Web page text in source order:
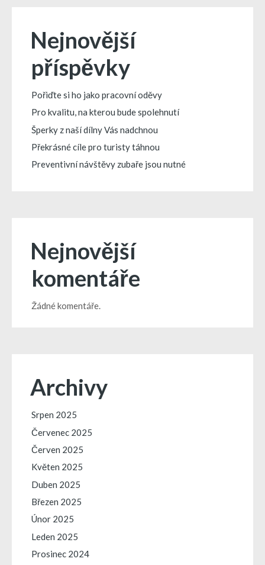
Nejnovější
příspěvky
Pořiďte si ho jako pracovní oděvy
Pro kvalitu, na kterou bude spolehnutí
Šperky z naší dílny Vás nadchnou
Překrásné cíle pro turisty táhnou
Preventivní návštěvy zubaře jsou nutné
Nejnovější
komentáře
Žádné komentáře.
Archivy
Srpen 2025
Červenec 2025
Červen 2025
Květen 2025
Duben 2025
Březen 2025
Únor 2025
Leden 2025
Prosinec 2024